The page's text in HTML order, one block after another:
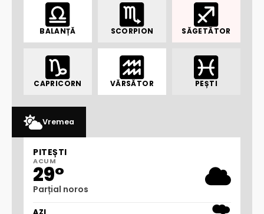
BALANȚĂ SCORPION SĂGETĂTOR
CAPRICORN VĂRSĂTOR PEȘTI
Vremea
PITEȘTI
ACUM
29°
Parțial noros
AZI